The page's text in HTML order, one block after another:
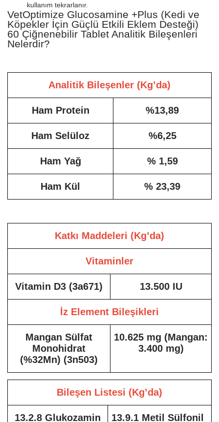
kullanım tekrarlanır.
VetOptimize Glucosamine +Plus (Kedi ve
Köpekler İçin Güçlü Etkili Eklem Desteği)
60 Çiğnenebilir Tablet Analitik Bileşenleri
Nelerdir?
Analitik Bileşenler (Kg’da)
Ham Protein %13,89
Ham Selüloz %6,25
Ham Yağ % 1,59
Ham Kül % 23,39
Katkı Maddeleri (Kg’da)
Vitaminler
Vitamin D3 (3a671) 13.500 IU
İz Element Bileşikleri
Mangan Sülfat
Monohidrat
(%32Mn) (3n503)
10.625 mg (Mangan:
3.400 mg)
Bileşen Listesi (Kg’da)
13.2.8 Glukozamin 13.9.1 Metil Sülfonil